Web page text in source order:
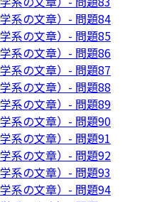
系の文章）- 問題84
系の文章）- 問題85
系の文章）- 問題86
系の文章）- 問題87
系の文章）- 問題88
系の文章）- 問題89
系の文章）- 問題90
系の文章）- 問題91
系の文章）- 問題92
系の文章）- 問題93
系の文章）- 問題94